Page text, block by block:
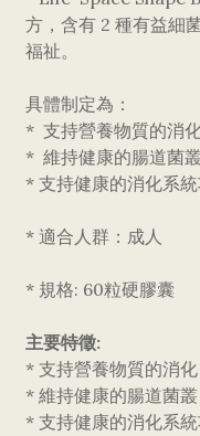
方，含有 2 種有益細
福祉。
具體制定為：
* 支持營養物質的消
* 維持健康的腸道菌
* 支持健康的消化系
* 適合人群：成人
* 規格: 60粒硬膠囊
主要特徵:
* 支持營養物質的消化
* 維持健康的腸道菌叢
* 支持健康的消化系